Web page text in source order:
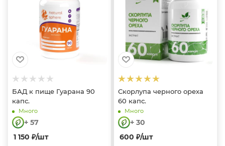
БАД к пище Гуарана 90
капс.
Много
+ 57
1 150 ₽/шт
Скорлупа черного ореха
60 капс.
Много
+ 30
600 ₽/шт